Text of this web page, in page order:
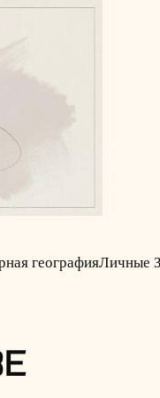
географияЛичные